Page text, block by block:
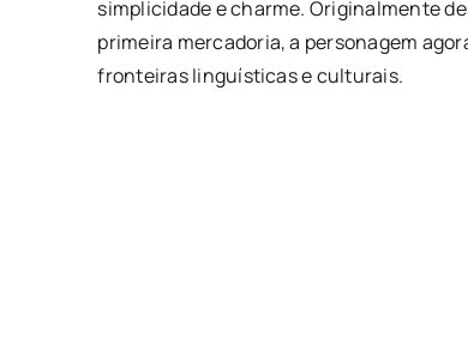
simplicidade e charme. Originalmente
primeira mercadoria, a personagem
fronteiras linguísticas e culturais.